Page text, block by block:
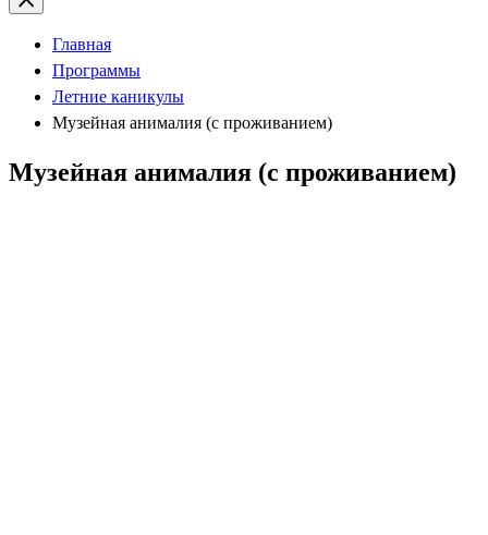
Главная
Программы
Летние каникулы
Музейная анималия (с проживанием)
Музейная анималия (с проживанием)